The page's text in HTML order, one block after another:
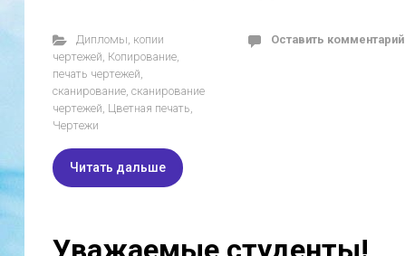
Дипломы копии
чертежей Копирование
печать чертежей
сканирование сканирование
чертежей Цветная печать
Чертежи
Оставить комментарий
Читать дальше